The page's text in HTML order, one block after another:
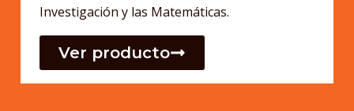
Investigación y las Matemáticas.
Ver producto